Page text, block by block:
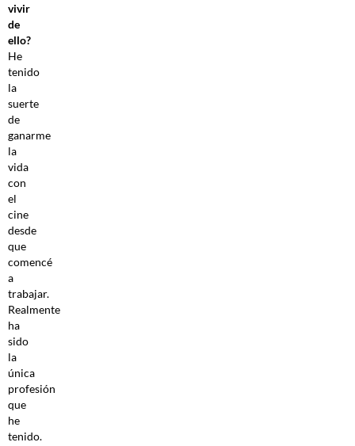
vivir
de
ello?
He
tenido
la
suerte
de
ganarme
la
vida
con
el
cine
desde
que
comencé
a
trabajar.
Realmente
ha
sido
la
única
profesión
que
he
tenido.